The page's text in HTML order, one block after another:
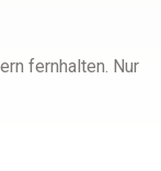
fernhalten. Nur